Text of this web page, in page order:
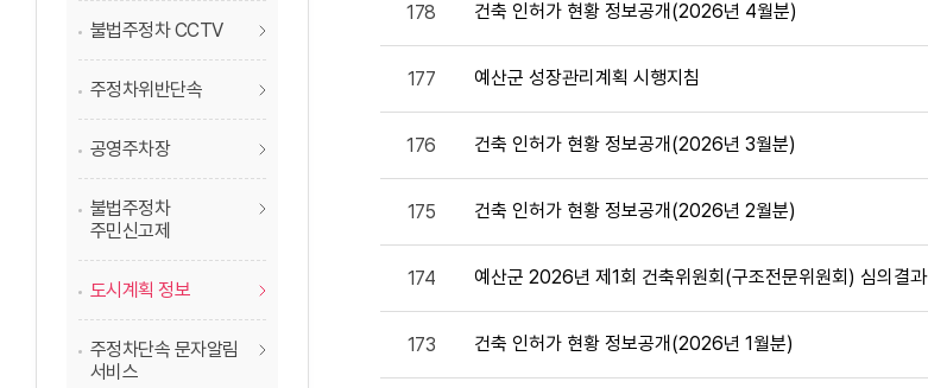
불법주정차 CCTV
주정차위반단속
공영주차장
불법주정차
주민신고제
도시계획 정보
주정차단속 문자알림
서비스
178 건축 인허가 현황 정보공개(2026년 4월분)
177 예산군 성장관리계획 시행지침
176 건축 인허가 현황 정보공개(2026년 3월분)
175 건축 인허가 현황 정보공개(2026년 2월분)
174 예산군 2026년 제1회 건축위원회(구조전문위원회) 심의결과
173 건축 인허가 현황 정보공개(2026년 1월분)